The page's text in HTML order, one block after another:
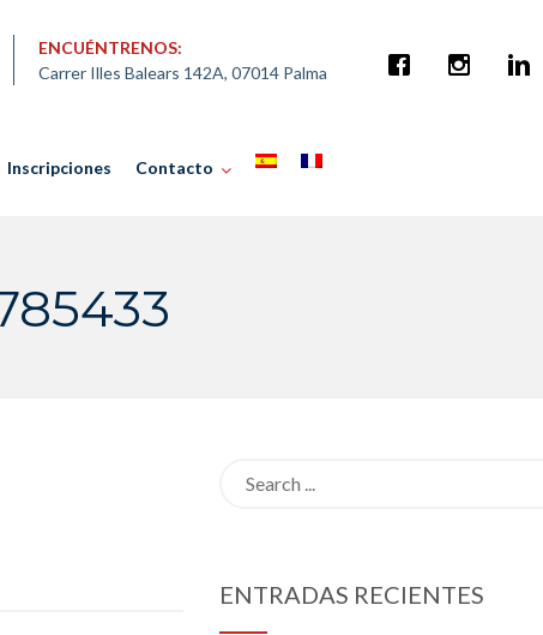
ENCUÉNTRENOS:
Carrer Illes Balears 142A, 07014 Palma
Inscripciones Contacto
ENTRADAS RECIENTES